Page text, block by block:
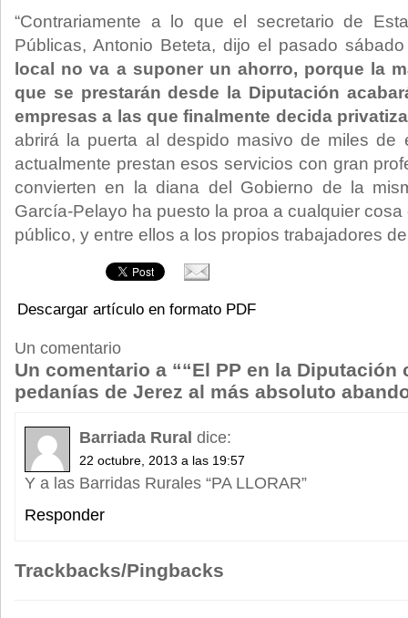
“Contrariamente a lo que el secretario de
Públicas, Antonio Beteta, dijo el pasado
local no va a suponer un ahorro, porque la
que se prestarán desde la Diputación
empresas a las que finalmente decida
abrirá la puerta al despido masivo de miles de
actualmente prestan esos servicios con gran
convierten en la diana del Gobierno de la
García-Pelayo ha puesto la proa a cualquier
público, y entre ellos a los propios trabajadores
Descargar artículo en formato PDF
Un comentario
Un comentario a ““El PP en la Diputación
pedanías de Jerez al más absoluto
Barriada Rural dice:
22 octubre, 2013 a las 19:57
Y a las Barridas Rurales “PA LLORAR”
Responder
Trackbacks/Pingbacks